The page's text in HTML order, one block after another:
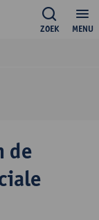
MENU
ZOEK
de